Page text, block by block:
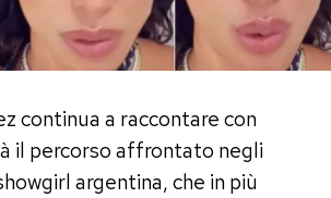
continua a raccontare con
il percorso affrontato negli
argentina, che in più